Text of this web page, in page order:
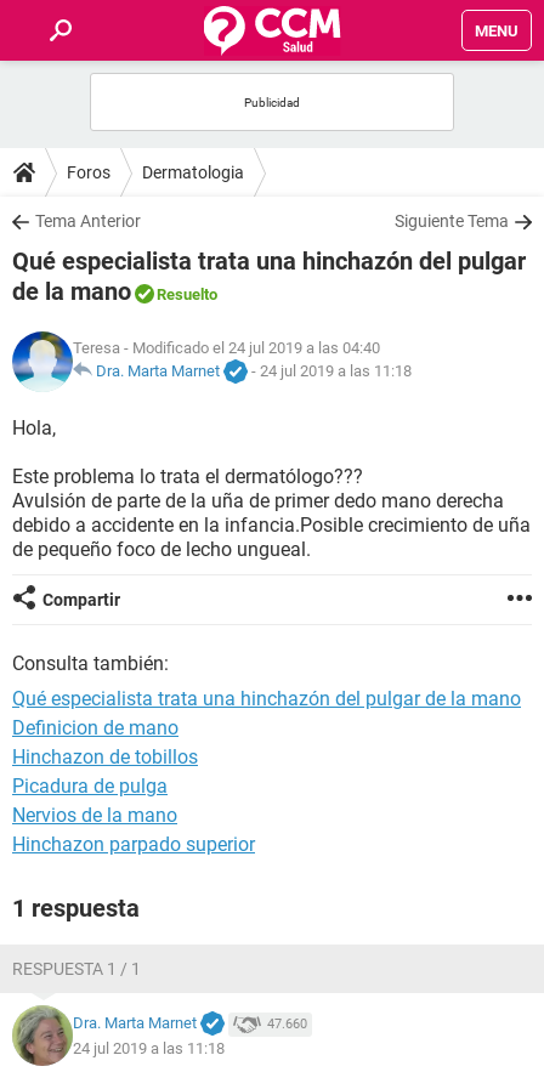
MENU
FOROS
SALUD
FAMILIA
NUTRICIÓN
SEXUALIDAD
GLOSARIO
Foros Dermatologia
Tema Anterior Siguiente Tema
Qué especialista trata una hinchazón del pulgar
de la mano
Resuelto
Teresa - Modificado el 24 jul 2019 a las 04:40
Dra. Marta Marnet
- 24 jul 2019 a las 11:18
Hola,
Este problema lo trata el dermatólogo???
Avulsión de parte de la uña de primer dedo mano derecha
debido a accidente en la infancia.Posible crecimiento de uña
de pequeño foco de lecho ungueal.
Compartir
Consulta también:
Qué especialista trata una hinchazón del pulgar de la mano
Definicion de mano
Hinchazon de tobillos
Picadura de pulga
Nervios de la mano
Hinchazon parpado superior
1 respuesta
RESPUESTA 1 / 1
Dra. Marta Marnet 47.660
24 jul 2019 a las 11:18